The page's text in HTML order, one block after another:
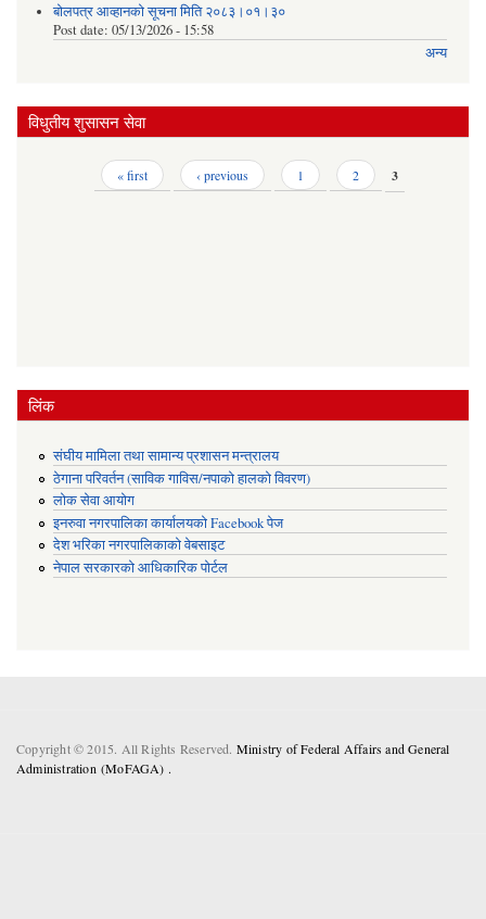
बोलपत्र आव्हानको सूचना मिति २०८३।०१।३०
Post date: 05/13/2026 - 15:58
अन्य
विधुतीय शुसासन सेवा
« first ‹ previous 1 2 3
लिंक
संघीय मामिला तथा सामान्य प्रशासन मन्त्रालय
ठेगाना परिवर्तन (साविक गाविस/नपाको हालको विवरण)
लोक सेवा आयोग
इनरुवा नगरपालिका कार्यालयको Facebook पेज
देश भरिका नगरपालिकाको वेबसाइट
नेपाल सरकारको आधिकारिक पोर्टल
Copyright © 2015. All Rights Reserved. Ministry of Federal Affairs and General
Administration (MoFAGA) .